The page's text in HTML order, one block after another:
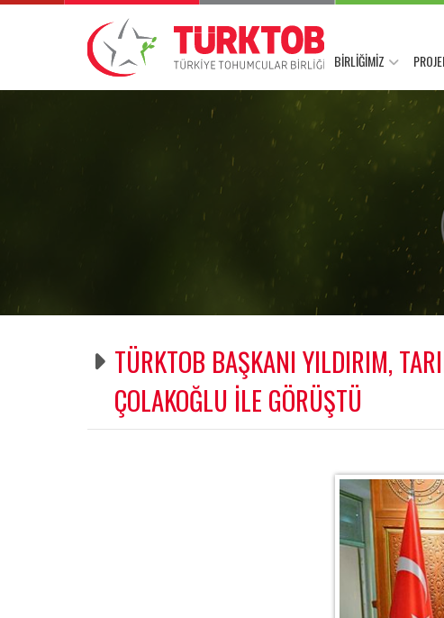
BİRLİĞİMİZ
TÜRKTOB BAŞKANI YILDIRIM,
ÇOLAKOĞLU İLE GÖRÜŞTÜ